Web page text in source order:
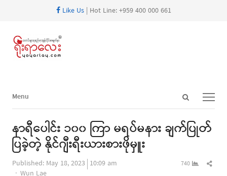
Like Us| Hot Line: +959 400 000 661
Open
panel
Menu
Menu
နာရီပေါင်း ၁၀၀ ကြာ မရပ်မနား ချက်ပြုတ်
ပြခဲ့တဲ့ နိုင်ဂျီးရီးယားစားဖိုမှူး
Published: May 18, 2023 10:09 am
Author
740